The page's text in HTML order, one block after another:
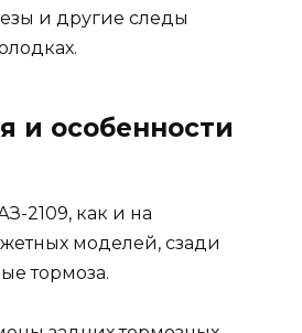
и другие следы
и особенности
2109, как и на
моделей, сзади
тормоза.